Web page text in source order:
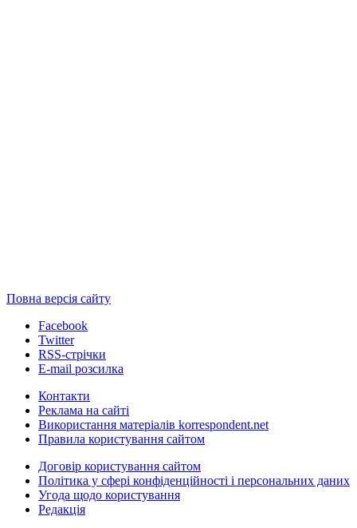
Повна версія сайту
Facebook
Twitter
RSS-стрічки
E-mail розсилка
Контакти
Реклама на сайті
Використання матеріалів korrespondent.net
Правила користування сайтом
Договір користування сайтом
Політика у сфері конфіденційності і персональних даних
Угода щодо користування
Редакція